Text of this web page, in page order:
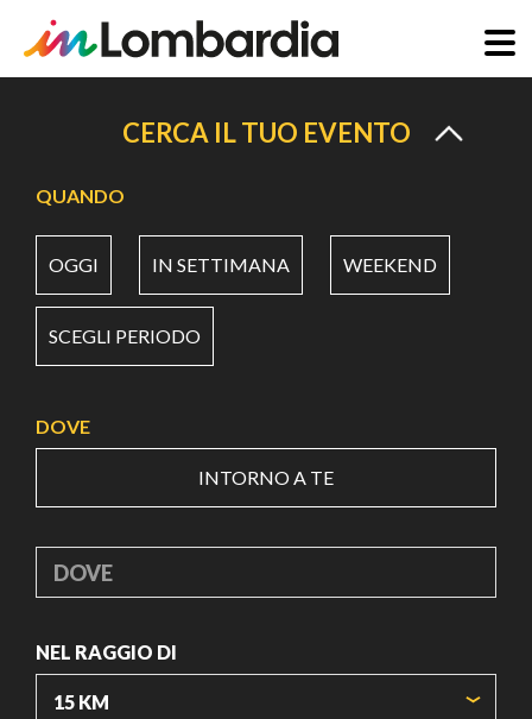
principale
CERCA IL TUO EVENTO
QUANDO
OGGI IN SETTIMANA WEEKEND
SCEGLI PERIODO
DOVE
INTORNO A TE
DOVE
NEL RAGGIO DI